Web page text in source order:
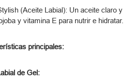
(Aceite Labial): Un aceite claro
y vitamina E para nutrir e hidratar.
principales:
de Gel: